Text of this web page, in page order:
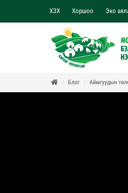
ХЗХ Хоршоо Эко
Блог Аймгуудын